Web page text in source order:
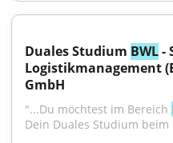
Duales Studium BWL -
Logistikmanagement
GmbH
"...Du möchtest im Bereich
Dein Duales Studium